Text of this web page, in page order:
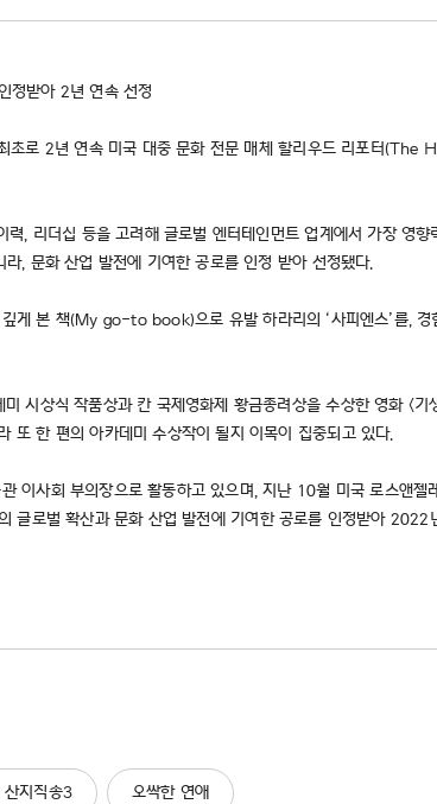
정받아 2년 연속 선정
최초로 2년 연속 미국 대중 문화 전문 매체 할리우드 리포
, 리더십 등을 고려해 글로벌 엔터테인먼트 업계에서 가장
, 문화 산업 발전에 기여한 공로를 인정 받아 선정됐다.
깊게 본 책(My go-to book)으로 유발 하라리의 ‘사피엔스’를
시상식 작품상과 칸 국제영화제 황금종려상을 수상한 영화 <
또 한 편의 아카데미 수상작이 될지 이목이 집중되고 있다.
이사회 부의장으로 활동하고 있으며, 지난 10월 미국 로스앤
글로벌 확산과 문화 산업 발전에 기여한 공로를 인정받아
산지직송3 오싹한 연애